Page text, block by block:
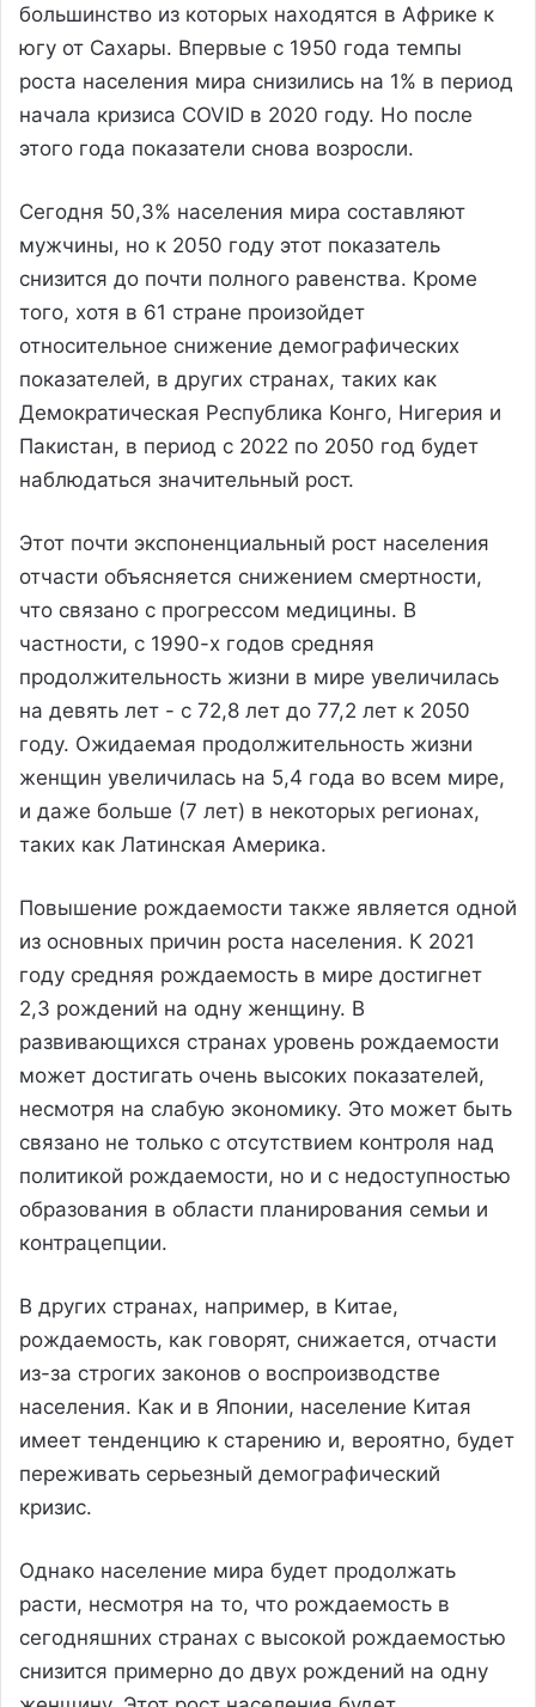
большинство из которых находятся в Африке к
югу от Сахары. Впервые с 1950 года темпы
роста населения мира снизились на 1% в период
начала кризиса COVID в 2020 году. Но после
этого года показатели снова возросли.
Сегодня 50,3% населения мира составляют
мужчины, но к 2050 году этот показатель
снизится до почти полного равенства. Кроме
того, хотя в 61 стране произойдет
относительное снижение демографических
показателей, в других странах, таких как
Демократическая Республика Конго, Нигерия и
Пакистан, в период с 2022 по 2050 год будет
наблюдаться значительный рост.
Этот почти экспоненциальный рост населения
отчасти объясняется снижением смертности,
что связано с прогрессом медицины. В
частности, с 1990-х годов средняя
продолжительность жизни в мире увеличилась
на девять лет - с 72,8 лет до 77,2 лет к 2050
году. Ожидаемая продолжительность жизни
женщин увеличилась на 5,4 года во всем мире,
и даже больше (7 лет) в некоторых регионах,
таких как Латинская Америка.
Повышение рождаемости также является одной
из основных причин роста населения. К 2021
году средняя рождаемость в мире достигнет
2,3 рождений на одну женщину. В
развивающихся странах уровень рождаемости
может достигать очень высоких показателей,
несмотря на слабую экономику. Это может быть
связано не только с отсутствием контроля над
политикой рождаемости, но и с недоступностью
образования в области планирования семьи и
контрацепции.
В других странах, например, в Китае,
рождаемость, как говорят, снижается, отчасти
из-за строгих законов о воспроизводстве
населения. Как и в Японии, население Китая
имеет тенденцию к старению и, вероятно, будет
переживать серьезный демографический
кризис.
Однако население мира будет продолжать
расти, несмотря на то, что рождаемость в
сегодняшних странах с высокой рождаемостью
снизится примерно до двух рождений на одну